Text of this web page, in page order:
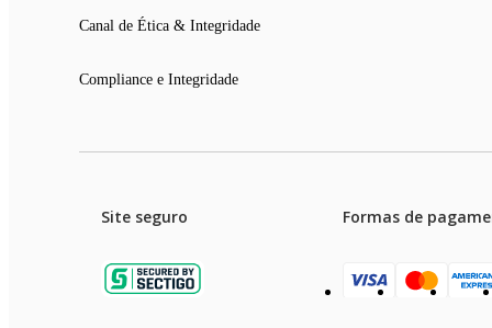
03 Pares de almofadas auriculares
Canal de Ética & Integridade
Compliance e Integridade
Site seguro Formas de